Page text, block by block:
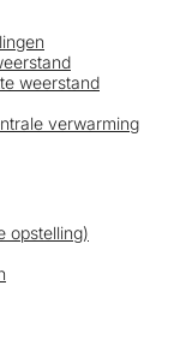
weerstand
verwarming
opstelling)